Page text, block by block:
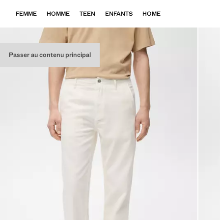
Passer au contenu principal
FEMME HOMME TEEN ENFANTS HOME